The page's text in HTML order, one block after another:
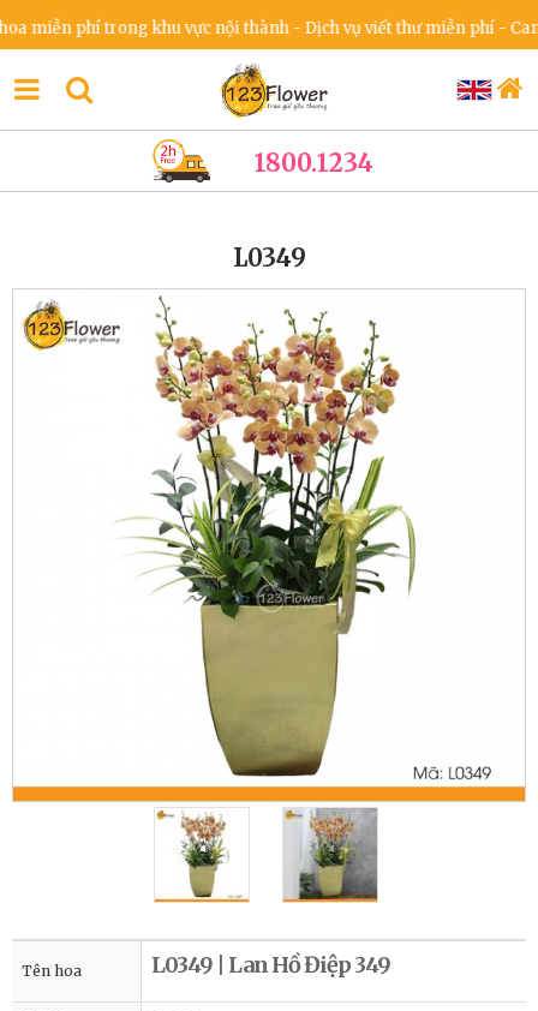
phí trong khu vực nội thành - Dịch vụ viết thư miễn phí - Cam
1800.1234
L0349
Tên hoa L0349 | Lan Hồ Điệp 349